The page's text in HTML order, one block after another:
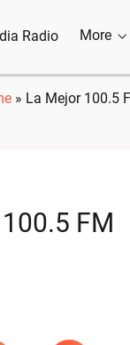
Radio More
» La Mejor 100.5
FM